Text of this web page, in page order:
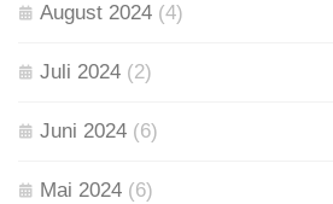
August 2024 (4)
Juli 2024 (2)
Juni 2024 (6)
Mai 2024 (6)